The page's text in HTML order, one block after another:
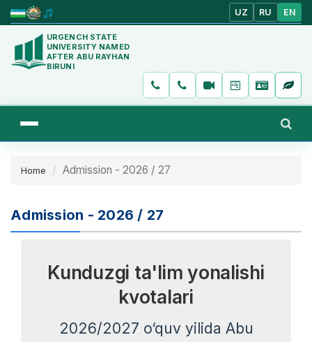
UZ RU EN
URGENCH STATE
UNIVERSITY NAMED
AFTER ABU RAYHAN
BIRUNI
Home Admission - 2026 / 27
Admission - 2026 / 27
Kunduzgi ta'lim yonalishi
kvotalari
2026/2027 o‘quv yilida Abu